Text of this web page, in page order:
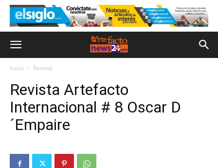
Inicio Revista
Revista Artefacto
Internacional # 8 Oscar D
´Empaire